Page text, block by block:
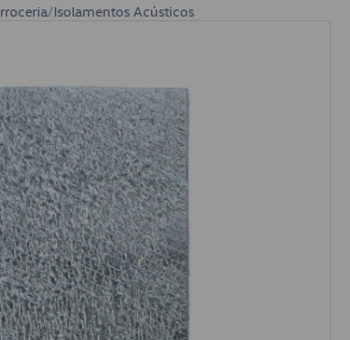
/Isolamentos Acústicos